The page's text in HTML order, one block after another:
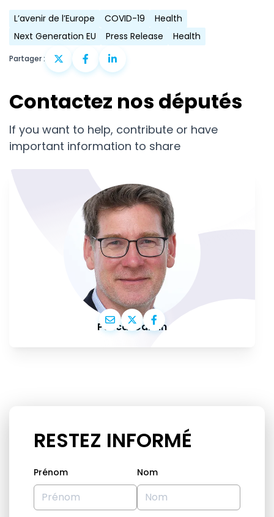
L’avenir de l’Europe COVID-19
Health
Next Generation EU
Press Release Health
Partager :
Contactez nos députés
If you want to help, contribute or have
important information to share
Pascal Canfin
RESTEZ INFORMÉ
Prénom Nom